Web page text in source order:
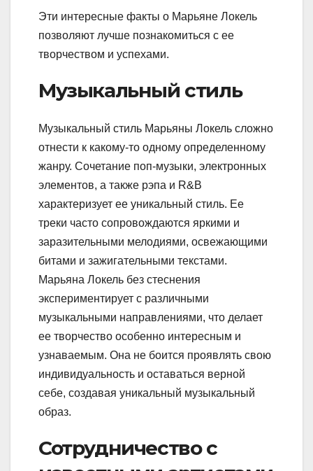
Эти интересные факты о Марьяне Локель
позволяют лучше познакомиться с ее
творчеством и успехами.
Музыкальный стиль
Музыкальный стиль Марьяны Локель сложно
отнести к какому-то одному определенному
жанру. Сочетание поп-музыки, электронных
элементов, а также рэпа и R&B
характеризует ее уникальный стиль. Ее
треки часто сопровождаются яркими и
заразительными мелодиями, освежающими
битами и зажигательными текстами.
Марьяна Локель без стеснения
экспериментирует с различными
музыкальными направлениями, что делает
ее творчество особенно интересным и
узнаваемым. Она не боится проявлять свою
индивидуальность и оставаться верной
себе, создавая уникальный музыкальный
образ.
Сотрудничество с